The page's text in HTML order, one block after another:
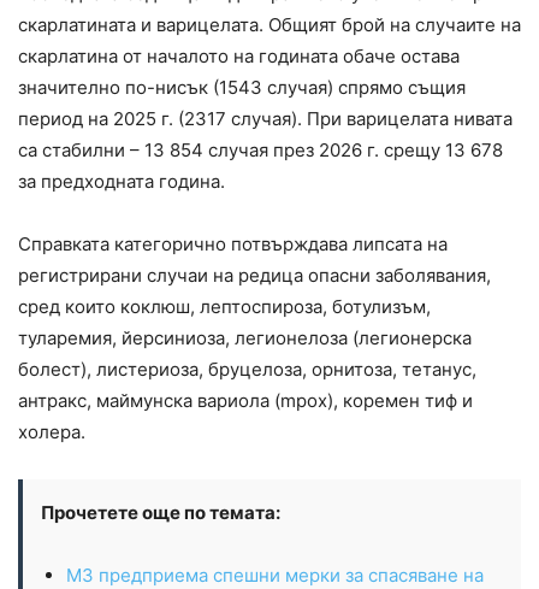
скарлатината и варицелата. Общият брой на случаите на
скарлатина от началото на годината обаче остава
значително по-нисък (1543 случая) спрямо същия
период на 2025 г. (2317 случая). При варицелата нивата
са стабилни – 13 854 случая през 2026 г. срещу 13 678
за предходната година.
Справката категорично потвърждава липсата на
регистрирани случаи на редица опасни заболявания,
сред които коклюш, лептоспироза, ботулизъм,
туларемия, йерсиниоза, легионелоза (легионерска
болест), листериоза, бруцелоза, орнитоза, тетанус,
антракс, маймунска вариола (mpox), коремен тиф и
холера.
Прочетете още по темата:
МЗ предприема спешни мерки за спасяване на